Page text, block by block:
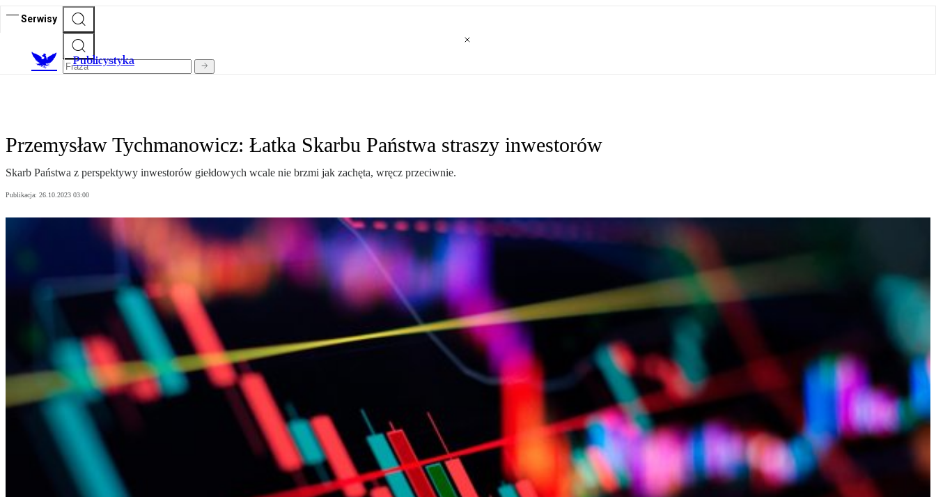
Serwisy
Publicystyka
Przemysław Tychmanowicz: Łatka Skarbu Państwa straszy inwestorów
Skarb Państwa z perspektywy inwestorów giełdowych wcale nie brzmi jak zachęta, wręcz przeciwnie.
Publikacja: 26.10.2023 03:00